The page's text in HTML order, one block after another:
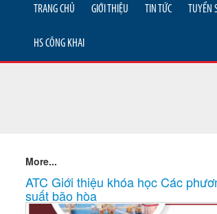
TRANG CHỦ GIỚI THIỆU TIN TỨC TUYỂN
HS CÔNG KHAI
More...
ATC Giới thiệu khóa học Các
suất bão hòa